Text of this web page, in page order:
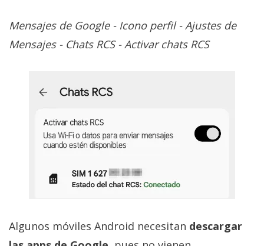
Mensajes de Google - Icono perfil - Ajustes de
Mensajes - Chats RCS - Activar chats RCS
Algunos móviles Android necesitan descargar